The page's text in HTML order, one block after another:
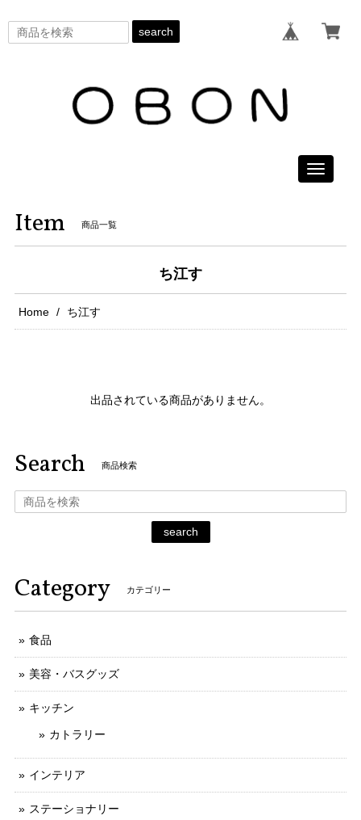
search
Toggle
Item 商品一覧
ち江す
Home ち江す
出品されている商品がありません。
Search 商品検索
search
Category カテゴリー
食品
美容・バスグッズ
キッチン
カトラリー
インテリア
ステーショナリー